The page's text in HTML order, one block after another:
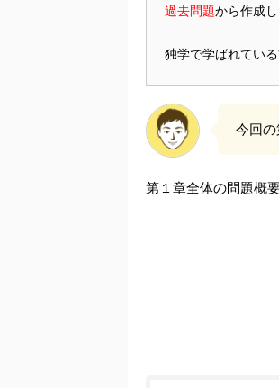
過去問題から作成
独学で学ばれてい
今回
第１章全体の問題概